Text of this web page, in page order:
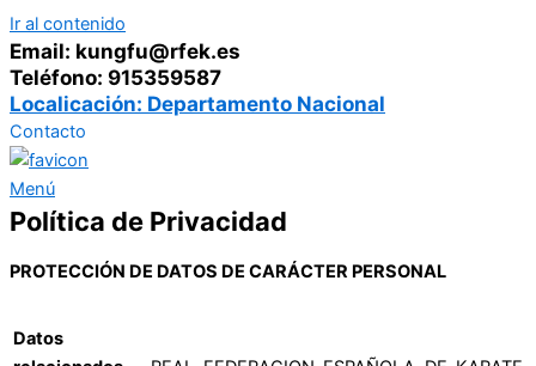
Ir al contenido
Email: kungfu@rfek.es
Teléfono: 915359587
Localicación: Departamento Nacional
Contacto
Menú
Política de Privacidad
PROTECCIÓN DE DATOS DE CARÁCTER PERSONAL
Datos